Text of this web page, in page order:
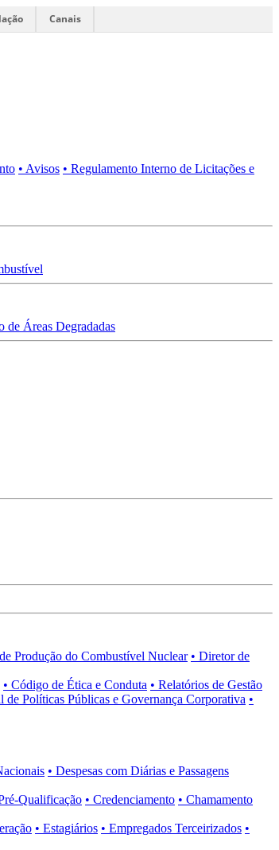
Canais
• Avisos • Regulamento Interno de Licitações e
de Áreas Degradadas
Produção do Combustível Nuclear • Diretor de
• Código de Ética e Conduta • Relatórios de Gestão
de Políticas Públicas e Governança Corporativa •
• Despesas com Diárias e Passagens
Qualificação • Credenciamento • Chamamento
• Estagiários • Empregados Terceirizados •